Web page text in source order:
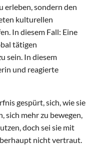
erleben, sondern den
kulturellen
In diesem Fall: Eine
tätigen
sein. In diesem
und reagierte
gespürt, sich, wie sie
sich mehr zu bewegen,
doch sei sie mit
nicht vertraut.